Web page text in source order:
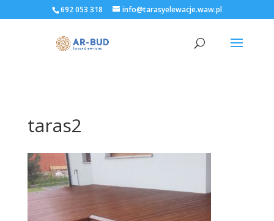
692 053 318 info@tarasyelewacje.waw.pl
taras2